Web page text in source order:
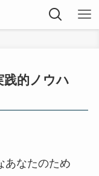
践的ノウハ
あなたのため